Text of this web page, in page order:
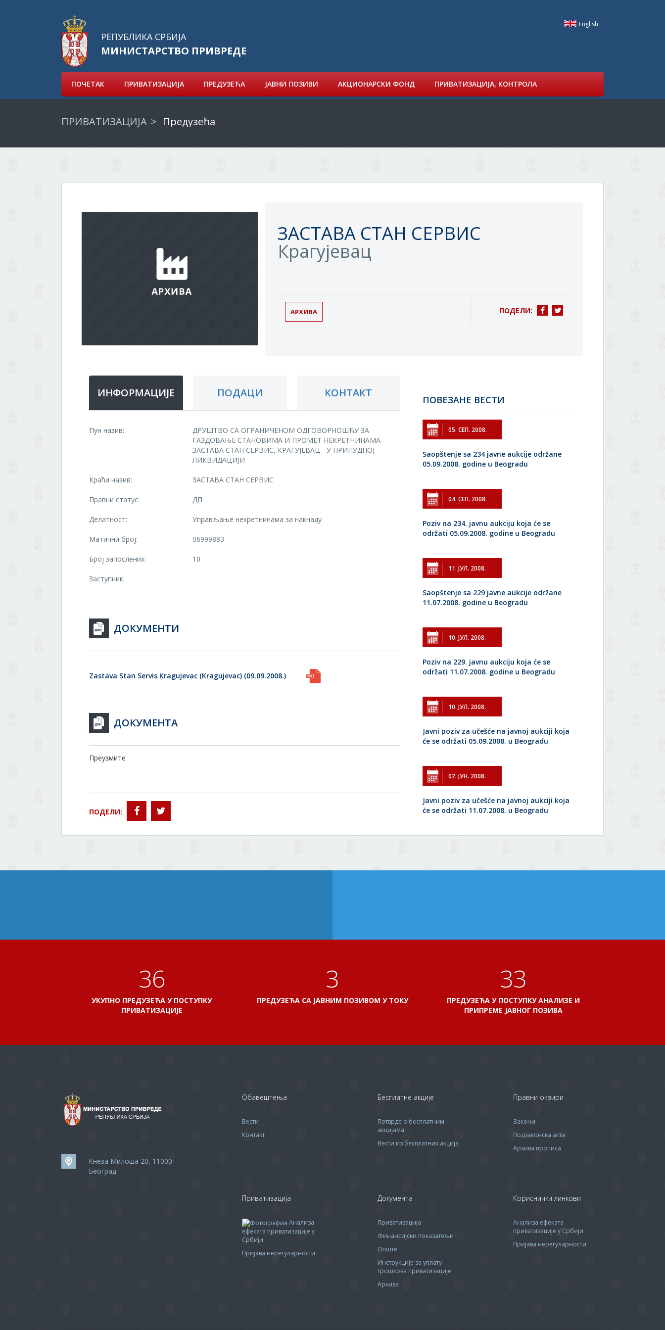
English
РЕПУБЛИКА СРБИЈА
МИНИСТАРСТВО ПРИВРЕДЕ
ПОЧЕТАК ПРИВАТИЗАЦИЈА ПРЕДУЗЕЋА ЈАВНИ ПОЗИВИ АКЦИОНАРСКИ ФОНД ПРИВАТИЗАЦИЈА, КОНТРОЛА
ПРИВАТИЗАЦИЈА Предузећа
ЗАСТАВА СТАН СЕРВИС
Крагујевац
АРХИВА ПОДЕЛИ:
ИНФОРМАЦИЈЕ ПОДАЦИ КОНТАКТ
Пун назив:
ДРУШТВО СА ОГРАНИЧЕНОМ ОДГОВОРНОШЋУ ЗА
ГАЗДОВАЊЕ СТАНОВИМА И ПРОМЕТ НЕКРЕТНИНАМА
ЗАСТАВА СТАН СЕРВИС, КРАГУЈЕВАЦ - У ПРИНУДНОЈ
ЛИКВИДАЦИЈИ
Краћи назив: ЗАСТАВА СТАН СЕРВИС
Правни статус: ДП
Делатност: Управљање некретнинама за накнаду
Матични број: 06999883
Број запослених: 10
Заступник:
ДОКУМЕНТИ
Zastava Stan Servis Kragujevac (Kragujevac) (09.09.2008.)
ДОКУМЕНТА
Преузмите
ПОДЕЛИ:
ПОВЕЗАНЕ ВЕСТИ
05. СЕП. 2008.
Saopštenje sa 234 javne aukcije održane
05.09.2008. godine u Beogradu
04. СЕП. 2008.
Poziv na 234. javnu aukciju koja će se
održati 05.09.2008. godine u Beogradu
11. ЈУЛ. 2008.
Saopštenje sa 229 javne aukcije održane
11.07.2008. godine u Beogradu
10. ЈУЛ. 2008.
Poziv na 229. javnu aukciju koja će se
održati 11.07.2008. godine u Beogradu
10. ЈУЛ. 2008.
Javni poziv za učešće na javnoj aukciji koja
će se održati 05.09.2008. u Beogradu
02. ЈУН. 2008.
Javni poziv za učešće na javnoj aukciji koja
će se održati 11.07.2008. u Beogradu
41
УКУПНО ПРЕДУЗЕЋА У ПОСТУПКУ
ПРИВАТИЗАЦИЈЕ
3
ПРЕДУЗЕЋА СА ЈАВНИМ ПОЗИВОМ У ТОКУ
38
ПРЕДУЗЕЋА У ПОСТУПКУ АНАЛИЗЕ И
ПРИПРЕМЕ ЈАВНОГ ПОЗИВА
Кнеза Милоша 20, 11000
Београд
Обавештења
Вести
Контакт
Приватизација
Анализа
ефеката приватизације у
Србији
Пријава нерегуларности
Бесплатне акције
Потврде о бесплатним
акцијама
Вести из бесплатних акција
Документа
Приватизација
Финансијски показатељи
Опште
Инструкције за уплату
трошкова приватизације
Архива
Правни оквири
Закони
Подзаконска акта
Архива прописa
Кориснички линкови
Анализа ефеката
приватизације у Србији
Пријава нерегуларности